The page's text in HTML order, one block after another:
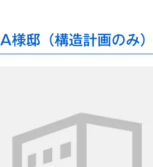
A様邸（構造計画のみ